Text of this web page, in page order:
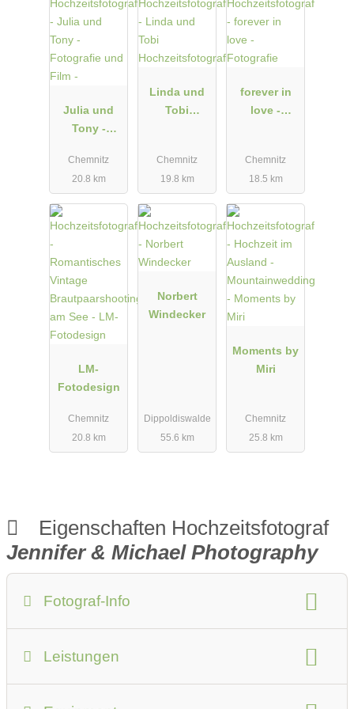
entschließen ihr Leben miteinander zu verbringen. Wir
dokumentieren euren schönsten Tag in wunderschönen Ländern,
traumhaften Städten oder auf wunderbaren Inseln.
Julia und
Tony -
und Film -
Chemnitz
20.8 km
Linda und
Tobi
Chemnitz
19.8 km
forever in
love -
Chemnitz
18.5 km
LM-
Fotodesign
Chemnitz
20.8 km
Norbert
Windecker
Dippoldiswalde
55.6 km
Moments by
Miri
Chemnitz
25.8 km
Eigenschaften Hochzeitsfotograf
Jennifer & Michael Photography
Fotograf-Info
Leistungen